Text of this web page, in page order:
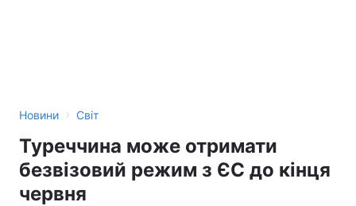
Новини › Світ
Туреччина може отримати
безвізовий режим з ЄС до кінця
червня